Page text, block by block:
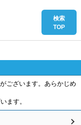
ございます。あらかじめ
ます。